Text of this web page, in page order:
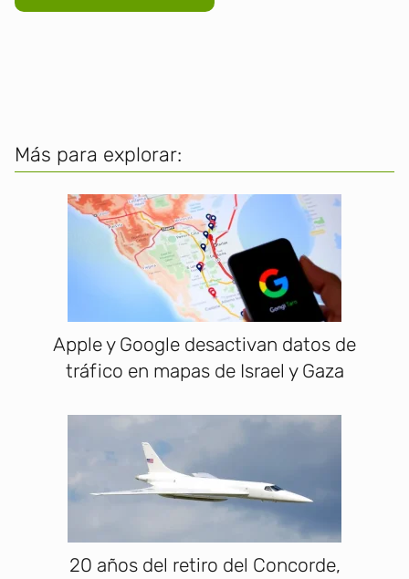
Más para explorar:
Apple y Google desactivan datos de
tráfico en mapas de Israel y Gaza
20 años del retiro del Concorde,